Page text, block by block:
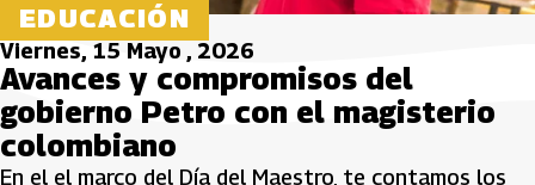
EDUCACIÓN
Viernes, 15 Mayo , 2026
Avances y compromisos del
gobierno Petro con el magisterio
colombiano
En el el marco del Día del Maestro, te contamos los